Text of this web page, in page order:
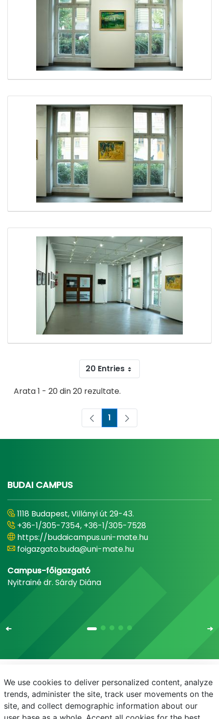
20 Entries
Arata 1 - 20 din 20 rezultate.
Pagina
1
BUDAI CAMPUS
1118 Budapest, Villányi út 29-43.
+36-1/305-7354, +36-1/305-7528
https://budaicampus.uni-mate.hu
foigazgato.buda@uni-mate.hu
Campus-főigazgató
Nyitrainé dr. Sárdy Diána
E-mail Telefonkönyv NEPTUN
E-learning
Bejelentkezés
Adatvédelem
We use cookies to deliver personalized content, analyze
trends, administer the site, track user movements on the
site, and collect demographic information about our